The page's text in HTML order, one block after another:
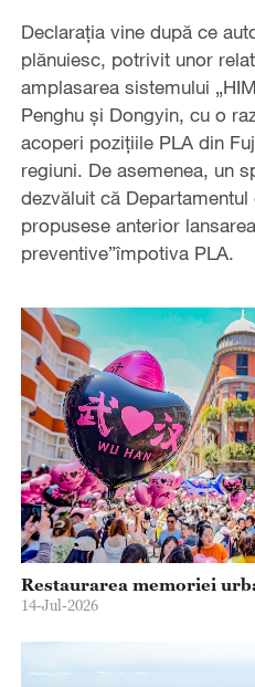
Declarația vine după ce
plănuiesc, potrivit unor
amplasarea sistemului
Penghu și Dongyin, cu o
acoperi pozițiile PLA din
regiuni. De asemenea, un
dezvăluit că
propusese anterior
preventive”împotiva PLA.
Restaurarea memoriei
14-Jul-2026